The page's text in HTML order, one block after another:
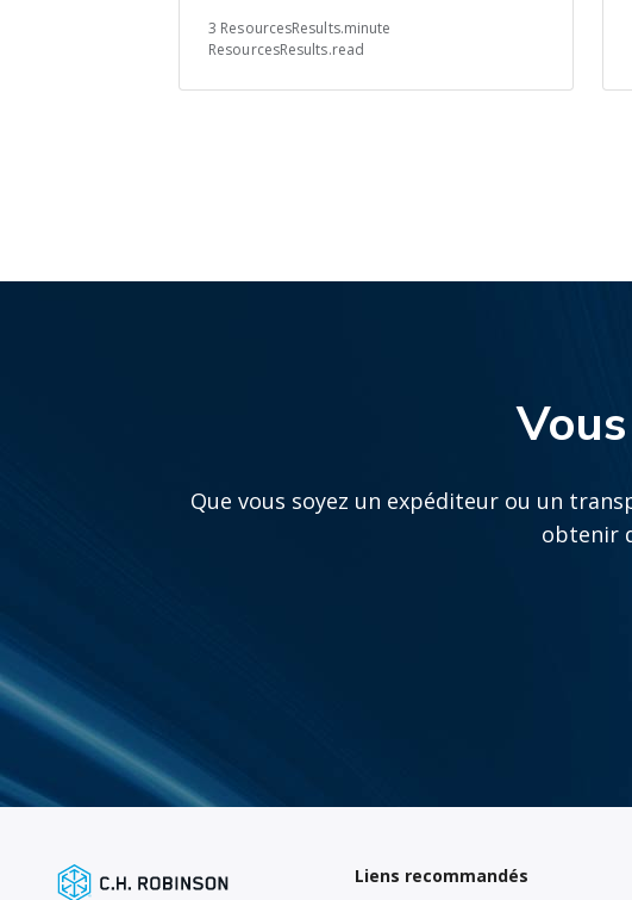
chaînes logistiques mondiales
3 ResourcesResults.minute
ResourcesResults.read
Que vous soyez un expéditeur ou un
obtenir
Liens recommandés